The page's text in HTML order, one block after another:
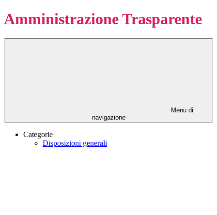
Amministrazione Trasparente
Menu di
navigazione
Categorie
Disposizioni generali